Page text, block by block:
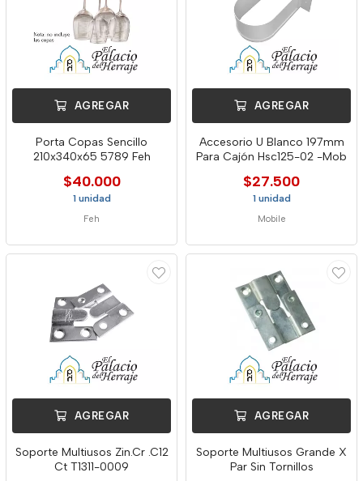
AGREGAR
Porta Copas Sencillo
210x340x65 5789 Feh
$40.000
1 unidad
Feh
AGREGAR
Accesorio U Blanco 197mm
Para Cajón Hsc125-02 -Mob
$27.500
1 unidad
Mobile
AGREGAR
Soporte Multiusos Zin.Cr .C12
Ct T1311-0009
AGREGAR
Soporte Multiusos Grande X
Par Sin Tornillos